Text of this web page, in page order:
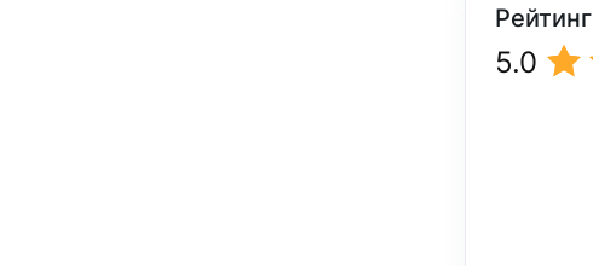
Рейтинг
5.0